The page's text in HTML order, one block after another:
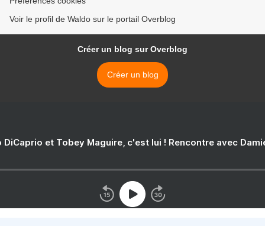
Voir le profil de Waldo sur le portail Overblog
Créer un blog sur Overblog
Créer un blog
DiCaprio et Tobey Maguire, c'est lui ! Rencontre avec